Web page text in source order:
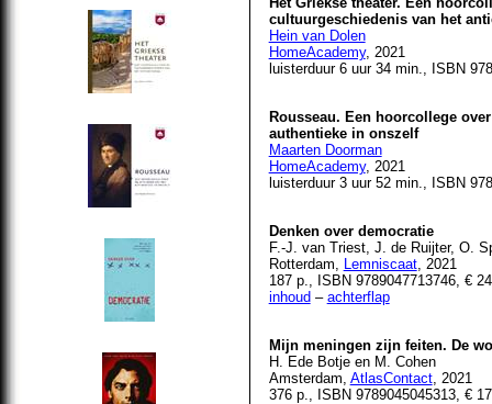
cultuurgeschiedenis van het
Hein van Dolen
HomeAcademy, 2021
luisterduur 6 uur 34 min., ISBN
Rousseau. Een hoorcollege
authentieke in onszelf
Maarten Doorman
HomeAcademy, 2021
luisterduur 3 uur 52 min., ISBN
Denken over democratie
F.-J. van Triest, J. de Ruijter, O.
Rotterdam, Lemniscaat, 2021
187 p., ISBN 9789047713746, €
inhoud – achterflap
Mijn meningen zijn feiten. De
H. Ede Botje en M. Cohen
Amsterdam, AtlasContact, 2021
376 p., ISBN 9789045045313, €